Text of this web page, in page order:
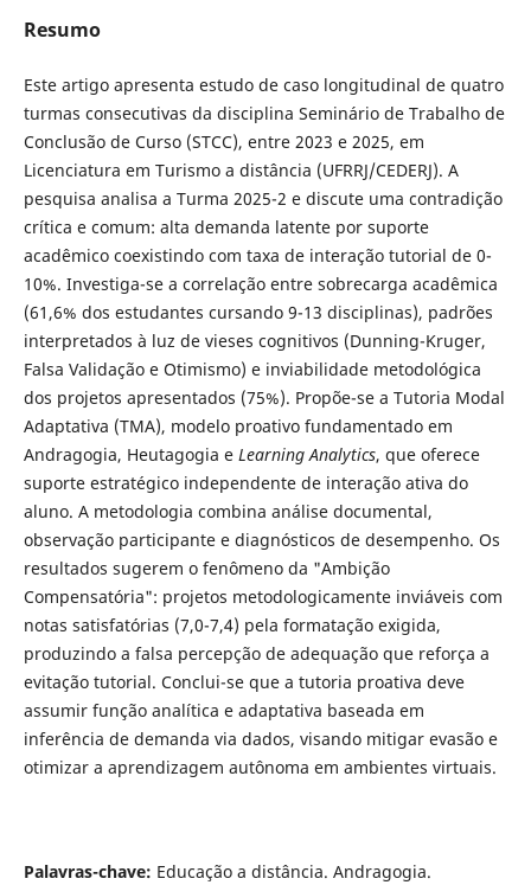
Resumo
Este artigo apresenta estudo de caso longitudinal de quatro
turmas consecutivas da disciplina Seminário de Trabalho de
Conclusão de Curso (STCC), entre 2023 e 2025, em
Licenciatura em Turismo a distância (UFRRJ/CEDERJ). A
pesquisa analisa a Turma 2025-2 e discute uma contradição
crítica e comum: alta demanda latente por suporte
acadêmico coexistindo com taxa de interação tutorial de 0-
10%. Investiga-se a correlação entre sobrecarga acadêmica
(61,6% dos estudantes cursando 9-13 disciplinas), padrões
interpretados à luz de vieses cognitivos (Dunning-Kruger,
Falsa Validação e Otimismo) e inviabilidade metodológica
dos projetos apresentados (75%). Propõe-se a Tutoria Modal
Adaptativa (TMA), modelo proativo fundamentado em
Andragogia, Heutagogia e Learning Analytics, que oferece
suporte estratégico independente de interação ativa do
aluno. A metodologia combina análise documental,
observação participante e diagnósticos de desempenho. Os
resultados sugerem o fenômeno da "Ambição
Compensatória": projetos metodologicamente inviáveis com
notas satisfatórias (7,0-7,4) pela formatação exigida,
produzindo a falsa percepção de adequação que reforça a
evitação tutorial. Conclui-se que a tutoria proativa deve
assumir função analítica e adaptativa baseada em
inferência de demanda via dados, visando mitigar evasão e
otimizar a aprendizagem autônoma em ambientes virtuais.
Palavras-chave: Educação a distância. Andragogia.